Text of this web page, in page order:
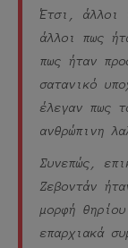
Έτσι, άλλοι
άλλοι πως
πως ήταν
σατανικό
έλεγαν πως
ανθρώπινη
Συνεπώς,
Ζεβοντάν
μορφή
επαρχιακά